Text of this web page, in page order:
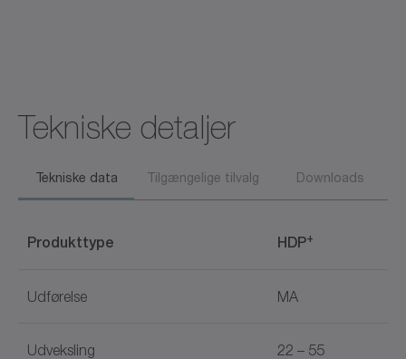
Tekniske detaljer
Tekniske data Tilgængelige tilvalg Downloads
Produkttype HDP+
Udførelse MA
Udveksling 22 – 55